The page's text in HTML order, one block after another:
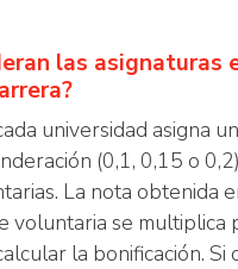
las asignaturas
universidad asigna un
(0,1, 0,15 o
La nota obtenida
voluntaria se multiplica
la bonificación. Si